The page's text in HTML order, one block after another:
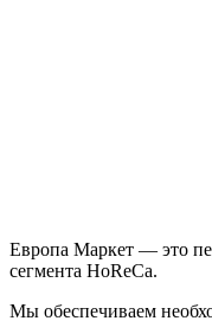
Европа Маркет — это
сегмента HoReCa.
Мы обеспечиваем